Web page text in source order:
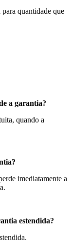
quantidade que
a garantia?
quando a
imediatamente a
estendida?